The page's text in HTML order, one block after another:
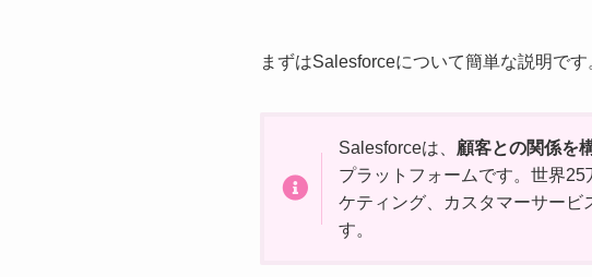
まずはSalesforceについて簡単な説明です
Salesforceは、 顧客との関係を
プラットフォームです。世界
ケティング、カスタマーサービ
す。